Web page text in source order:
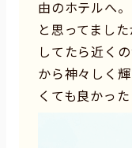
由のホテルへ
と思ってまし
してたら近く
から神々しく
くても良かっ